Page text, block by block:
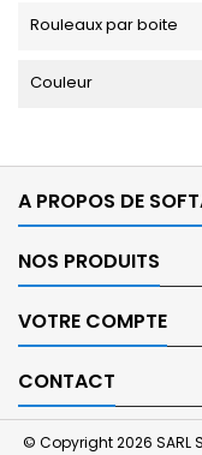
Rouleaux par boite
Couleur
A PROPOS DE
NOS PRODUITS
VOTRE COMPTE
CONTACT
© Copyright 2026 SARL